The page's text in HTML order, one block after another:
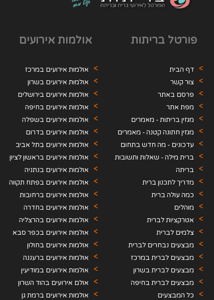
פורטל בריתות
דף הבית
צור קשר
פרסם באתר
מפת אתר
מגזין בריתות - מאמרים
מגזין חתונה קטנה - מאמרים
עדכונים - מה חדש בתחום
האירועים
ברית מילה - שאלות ותשובות
בריתה
מדריך לתכנון ברית
כמה עולה ברית
מוהלים
אטרקציות לברית
צלמים לברית
מבצעים נבחרים לברית
מבצעים לברית במרכז
מבצעים לברית בשרון
מבצעים לברית בחיפה
כל המבצעים
אולמות אירועים
אולמות אירועים במרכז
אולמות אירועים בשרון
אולמות אירועים בירושלים
אולמות אירועים בחיפה
והקריות
אולמות אירועים בשפלה
אולמות אירועים בדרום
אולמות אירועים בתל אביב
אולמות אירועים בראשון לציון
אולמות אירועים בנתניה
אולמות אירועים בפתח תקווה
אולמות אירועים ברחובות
אולמות אירועים בחדרה
אולמות אירועים בהרצליה
אולמות אירועים בכפר סבא
אולמות אירועים בחולון
אולמות אירועים ברעננה
אולמות אירועים במודיעין
אולם אירועים בהוד השרון
אולמות אירועים ברמת גן